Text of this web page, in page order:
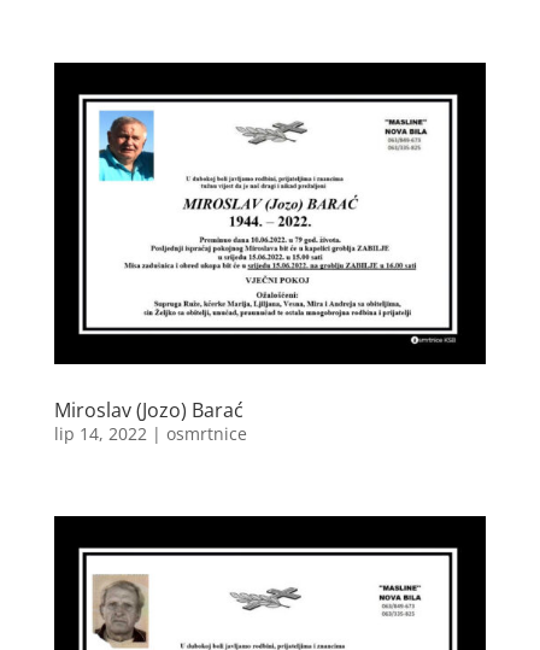
Miroslav (Jozo) Barać
lip 14, 2022| osmrtnice